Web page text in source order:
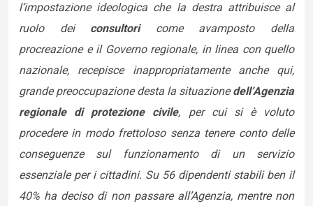
l’impostazione ideologica che la destra attribuisce al
ruolo dei consultori come avamposto della
procreazione e il Governo regionale, in linea con quello
nazionale, recepisce inappropriatamente anche qui,
grande preoccupazione desta la situazionedell’Agenzia
regionale di protezione civile, per cui si è voluto
procedere in modo frettoloso senza tenere conto delle
conseguenze sul funzionamento di un servizio
essenziale per i cittadini. Su 56 dipendenti stabili ben il
40% ha deciso di non passare all’Agenzia, mentre non